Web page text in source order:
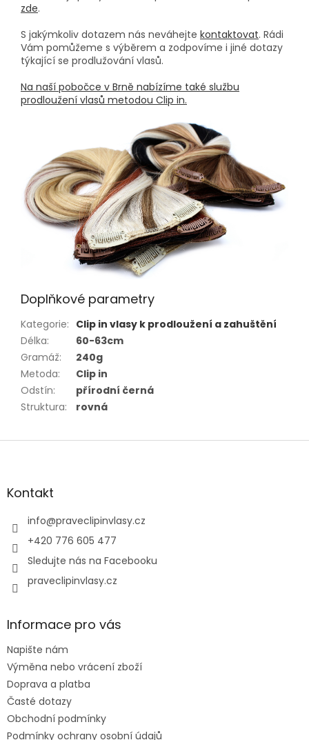
zde.
S jakýmkoliv dotazem nás neváhejte kontaktovat. Rádi
Vám pomůžeme s výběrem a zodpovíme i jiné dotazy
týkající se prodlužování vlasů.
Na naší pobočce v Brně nabízíme také službu
prodloužení vlasů metodou Clip in.
Doplňkové parametry
Kategorie: Clip in vlasy k prodloužení a zahuštění
Délka:
60-63cm
Gramáž:
240g
Metoda:
Clip in
Odstín:
přírodní černá
Struktura: rovná
Z
aKontakt
info@praveclipinvlasy.cz
+420 776 605 477
Sledujte nás na Facebooku
praveclipinvlasy.cz
Informace pro vás
Napište nám
Výměna nebo vrácení zboží
Doprava a platba
Časté dotazy
Obchodní podmínky
Podmínky ochrany osobní údajů